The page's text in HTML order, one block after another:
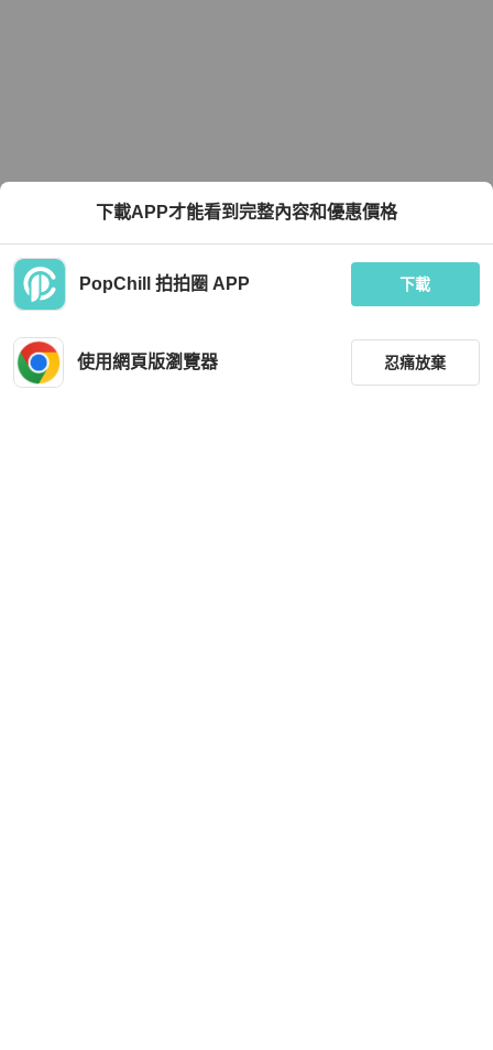
下載APP才能看到完整內容和優惠價格
PopChill 拍拍圈 APP 下載
使用網頁版瀏覽器 忍痛放棄